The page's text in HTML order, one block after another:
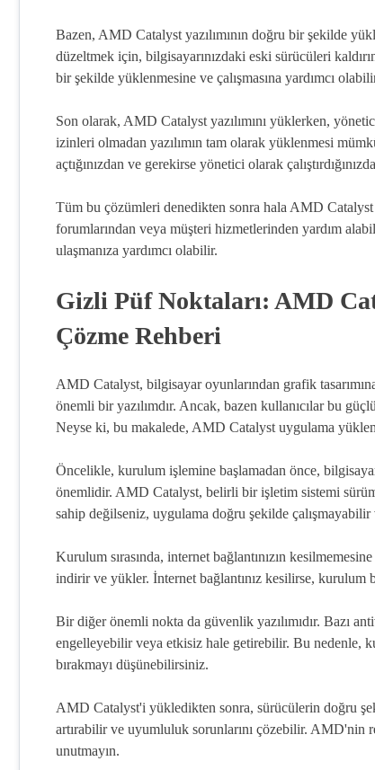
Bazen, AMD Catalyst yazılımının doğru bir şekilde
düzeltmek için, bilgisayarınızdaki eski sürücüleri
bir şekilde yüklenmesine ve çalışmasına yardımcı
Son olarak, AMD Catalyst yazılımını yüklerken,
izinleri olmadan yazılımın tam olarak yüklenmesi
açtığınızdan ve gerekirse yönetici olarak
Tüm bu çözümleri denedikten sonra hala AMD
forumlarından veya müşteri hizmetlerinden yardım
ulaşmanıza yardımcı olabilir.
Gizli Püf Noktaları: AMD
Çözme Rehberi
AMD Catalyst, bilgisayar oyunlarından grafik
önemli bir yazılımdır. Ancak, bazen kullanıcılar bu
Neyse ki, bu makalede, AMD Catalyst uygulama
Öncelikle, kurulum işlemine başlamadan önce,
önemlidir. AMD Catalyst, belirli bir işletim sistemi
sahip değilseniz, uygulama doğru şekilde çalışmayabilir
Kurulum sırasında, internet bağlantınızın
indirir ve yükler. İnternet bağlantınız kesilirse, kurulum
Bir diğer önemli nokta da güvenlik yazılımıdır. Bazı
engelleyebilir veya etkisiz hale getirebilir. Bu nedenle,
bırakmayı düşünebilirsiniz.
AMD Catalyst'i yükledikten sonra, sürücülerin doğru
artırabilir ve uyumluluk sorunlarını çözebilir. AMD'nin
unutmayın.